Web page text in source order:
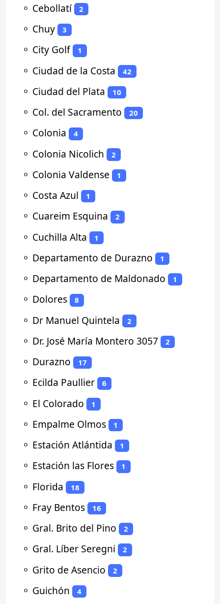
⚬ Cebollatí 2
⚬ Chuy 3
⚬ City Golf 1
⚬ Ciudad de la Costa 42
⚬ Ciudad del Plata 10
⚬ Col. del Sacramento 20
⚬ Colonia 4
⚬ Colonia Nicolich 2
⚬ Colonia Valdense 1
⚬ Costa Azul 1
⚬ Cuareim Esquina 2
⚬ Cuchilla Alta 1
⚬ Departamento de Durazno 1
⚬ Departamento de Maldonado 1
⚬ Dolores 8
⚬ Dr Manuel Quintela 2
⚬ Dr. José María Montero 3057 2
⚬ Durazno 17
⚬ Ecilda Paullier 6
⚬ El Colorado 1
⚬ Empalme Olmos 1
⚬ Estación Atlántida 1
⚬ Estación las Flores 1
⚬ Florida 18
⚬ Fray Bentos 16
⚬ Gral. Brito del Pino 2
⚬ Gral. Líber Seregni 2
⚬ Grito de Asencio 2
⚬ Guichón 4